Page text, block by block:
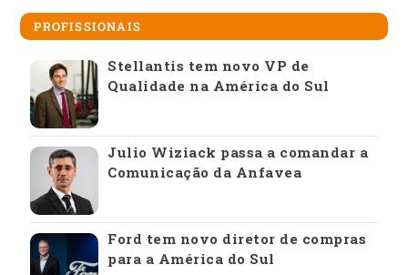
PROFISSIONAIS
Stellantis tem novo VP de
Qualidade na América do Sul
Julio Wiziack passa a comandar a
Comunicação da Anfavea
Ford tem novo diretor de compras
para a América do Sul